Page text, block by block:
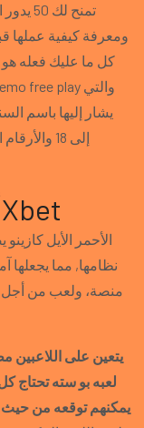
تمنح
ومعرفة كيفية عملها
كل ما عليك فعله هو
أسهل ألعاب الكازينو 1Xbet
الأحمر الأيل
نظامها, مما يجعلها
منصة، ولعب من أجل
يتعين على اللاعبين
لعبه بو سته تحتاج
يمكنهم توقعه من حيث